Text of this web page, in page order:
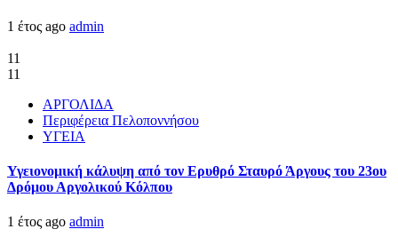
1 έτος ago admin
11
11
ΑΡΓΟΛΙΔΑ
Περιφέρεια Πελοποννήσου
ΥΓΕΙΑ
Υγειονομική κάλυψη από τον Ερυθρό Σταυρό Άργους του 23ου
Δρόμου Αργολικού Κόλπου
1 έτος ago admin